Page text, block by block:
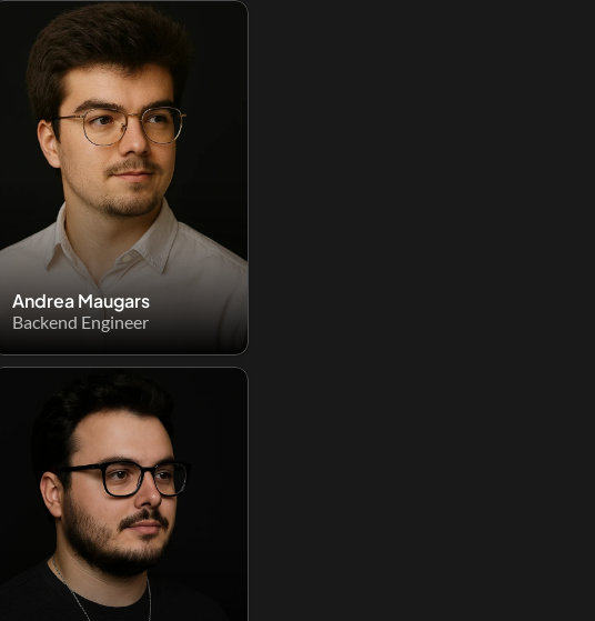
Andrea Maugars
Backend Engineer